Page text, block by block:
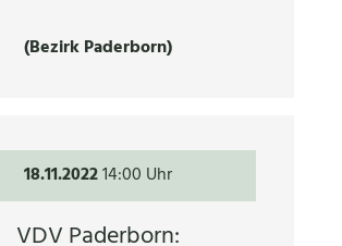
(Bezirk Paderborn)
18.11.202214:00 Uhr
VDV Paderborn: